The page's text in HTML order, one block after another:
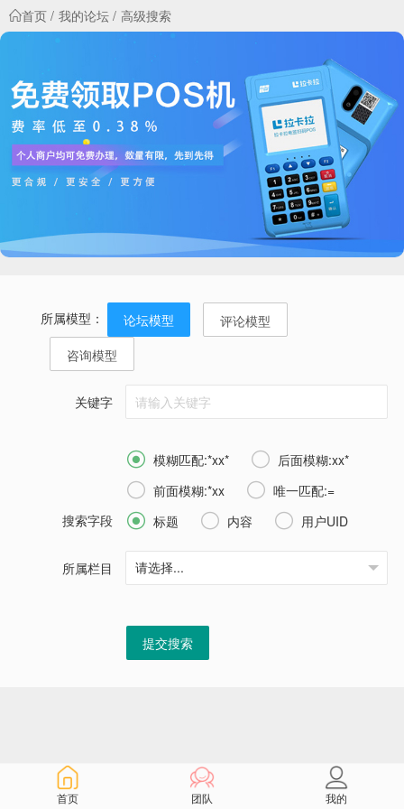
首页 我的论坛 高级搜索
所属模型： 论坛模型
评论模型
咨询模型
关键字
 模糊匹配:*xx*  后面模糊:xx*
 前面模糊:*xx  唯一匹配:=
搜索字段
 标题  内容  用户UID
所属栏目
提交搜索
首页 团队 我的